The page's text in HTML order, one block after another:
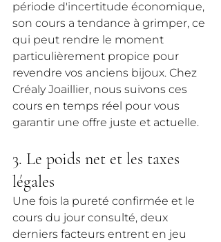
période d'incertitude économique,
son cours a tendance à grimper, ce
qui peut rendre le moment
particulièrement propice pour
revendre vos anciens bijoux. Chez
Créaly Joaillier, nous suivons ces
cours en temps réel pour vous
garantir une offre juste et actuelle.
3. Le poids net et les taxes
légales
Une fois la pureté confirmée et le
cours du jour consulté, deux
derniers facteurs entrent en jeu